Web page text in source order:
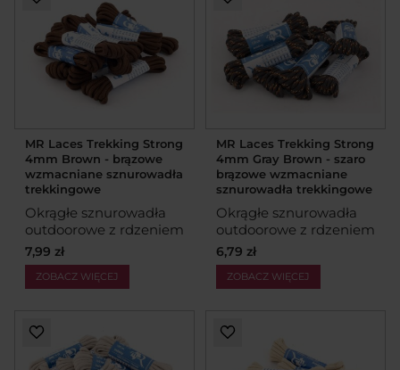
MR Laces Trekking Strong
4mm Brown - brązowe
wzmacniane sznurowadła
trekkingowe
Okrągłe sznurowadła
outdoorowe z rdzeniem
7,99 zł
ZOBACZ WIĘCEJ
MR Laces Trekking Strong
4mm Gray Brown - szaro
brązowe wzmacniane
sznurowadła trekkingowe
Okrągłe sznurowadła
outdoorowe z rdzeniem
6,79 zł
ZOBACZ WIĘCEJ